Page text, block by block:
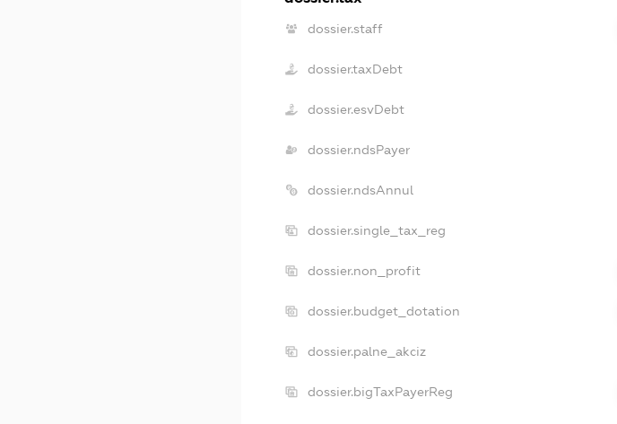
dossier.staff
dossier.taxDebt
dossier.esvDebt
dossier.ndsPayer
dossier.ndsAnnul
dossier.single_tax_reg
dossier.non_profit
dossier.budget_dotation
dossier.palne_akciz
dossier.bigTaxPayerReg